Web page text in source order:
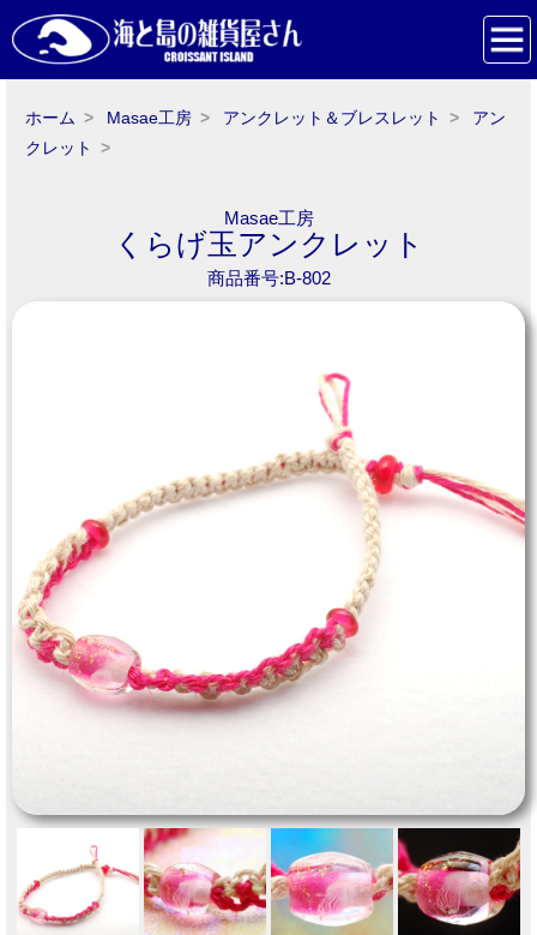
ホーム Masae工房 アンクレット＆ブレスレット
アン
クレット
Masae工房
くらげ玉アンクレット
商品番号:B-802